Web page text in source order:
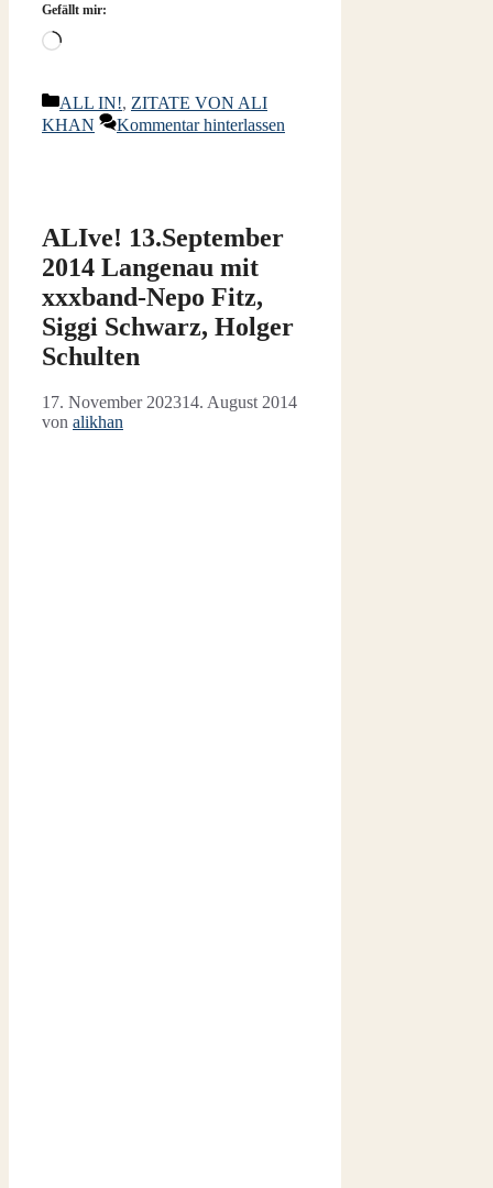
Gefällt mir:
Wird
Kategorien
ALL IN!, ZITATE VON ALI
KHAN
Kommentar hinterlassen
ALIve! 13.September
2014 Langenau mit
xxxband-Nepo Fitz,
Siggi Schwarz, Holger
Schulten
17. November 202314. August 2014
von alikhan